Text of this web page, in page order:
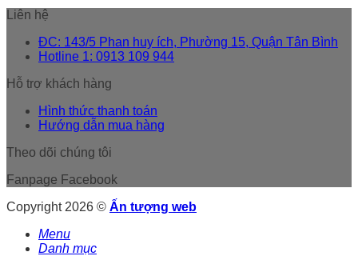
Liên hệ
ĐC: 143/5 Phan huy ích, Phường 15, Quận Tân Bình
Hotline 1: 0913 109 944
Hỗ trợ khách hàng
Hình thức thanh toán
Hướng dẫn mua hàng
Theo dõi chúng tôi
Fanpage Facebook
Copyright 2026 © Ấn tượng web
Menu
Danh mục